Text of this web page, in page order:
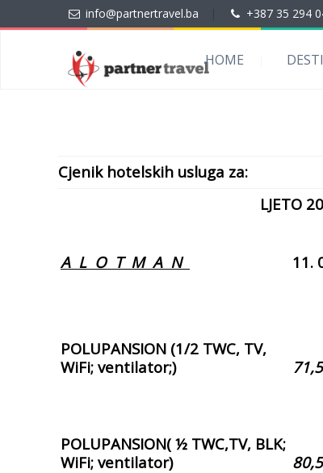
info@partnertravel.ba +387 35 294
HOME
Cjenik hotelskih usluga za:
LJETO
A L O T M A N 11.
POLUPANSION (1/2 TWC, TV,
WiFi; ventilator;)
POLUPANSION( ½ TWC,TV, BLK;
WiFi; ventilator)